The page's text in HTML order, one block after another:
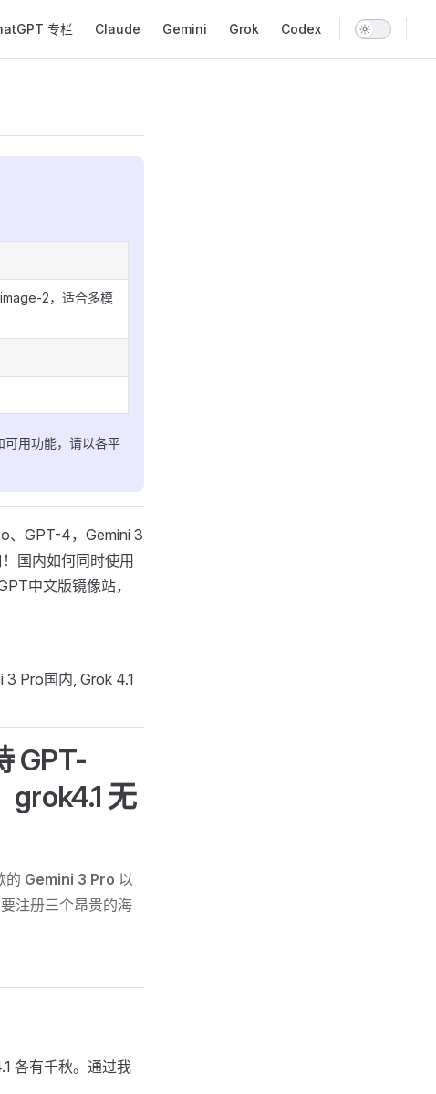
专栏 Claude Gemini Grok Codex
2，适合多模
可用功能，请以各平
、GPT-4，Gemini 3
国内如何同时使用
中文版镜像站，
Pro国内, Grok 4.1
GPT-
无
的 Gemini 3 Pro 以
注册三个昂贵的海
各有千秋。通过我